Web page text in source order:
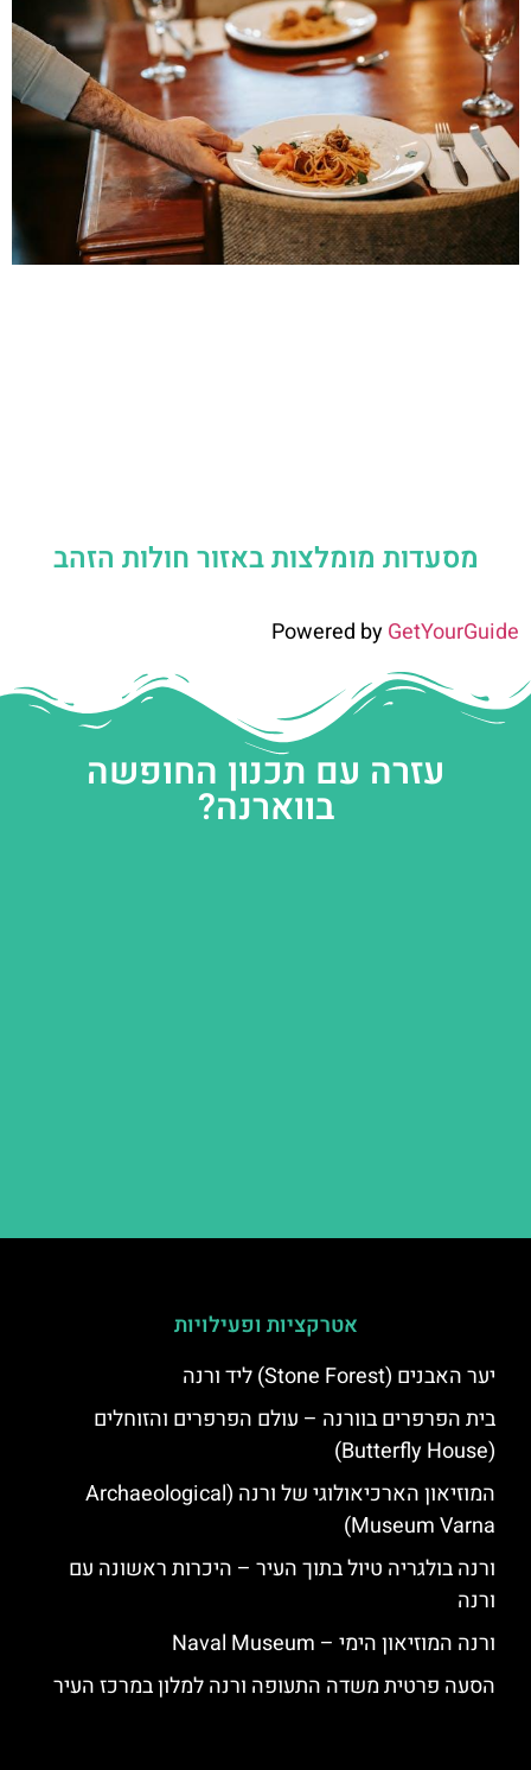
מסעדות מומלצות באזור חולות הזהב
Powered byGetYourGuide
עזרה עם תכנון החופשה
בווארנה?
אטרקציות ופעילויות
יער האבנים (Stone Forest) ליד ורנה
בית הפרפרים בוורנה – עולם הפרפרים והזוחלים
(Butterfly House)
המוזיאון הארכיאולוגי של ורנה (Archaeological
Museum Varna)
ורנה בולגריה טיול בתוך העיר – היכרות ראשונה עם
ורנה
ורנה המוזיאון הימי – Naval Museum
הסעה פרטית משדה התעופה ורנה למלון במרכז העיר